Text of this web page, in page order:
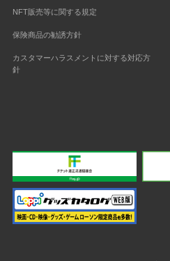
NFT販売等に関する規定
保険商品の勧誘方針
カスタマーハラスメントに対する対応方
針